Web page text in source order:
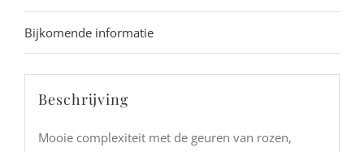
Bijkomende informatie
Beschrijving
Mooie complexiteit met de geuren van rozen,